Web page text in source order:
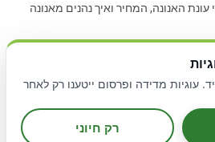
עונת האנונה, המחיר ואיך נהנים מאנונה
עוגיות מדידה ופרסום ייטענו רק לאחר
רק חיוני